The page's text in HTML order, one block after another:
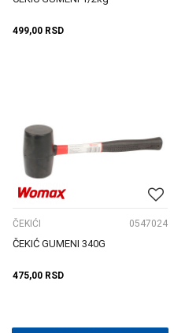
499,00 RSD
ČEKIĆI 0547024
ČEKIĆ GUMENI 340G
475,00 RSD